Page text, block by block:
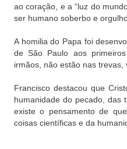
ao coração, e a “luz do
ser humano soberbo e
A homilia do Papa foi
de São Paulo aos
irmãos, não estão nas trevas,
Francisco destacou que
humanidade do pecado, das
existe o pensamento de
coisas científicas e da